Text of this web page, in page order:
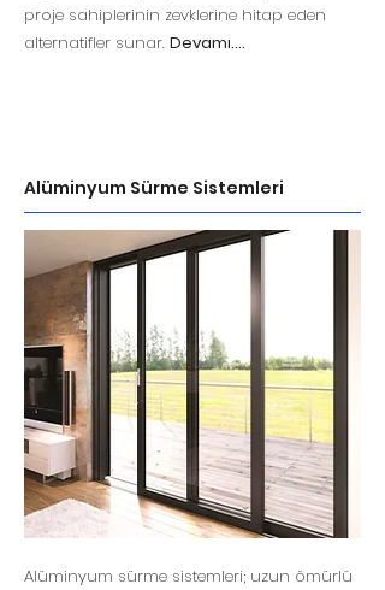
proje sahiplerinin zevklerine hitap eden
alternatifler sunar. Devamı....
Alüminyum Sürme Sistemleri
Alüminyum sürme sistemleri; uzun ömürlü